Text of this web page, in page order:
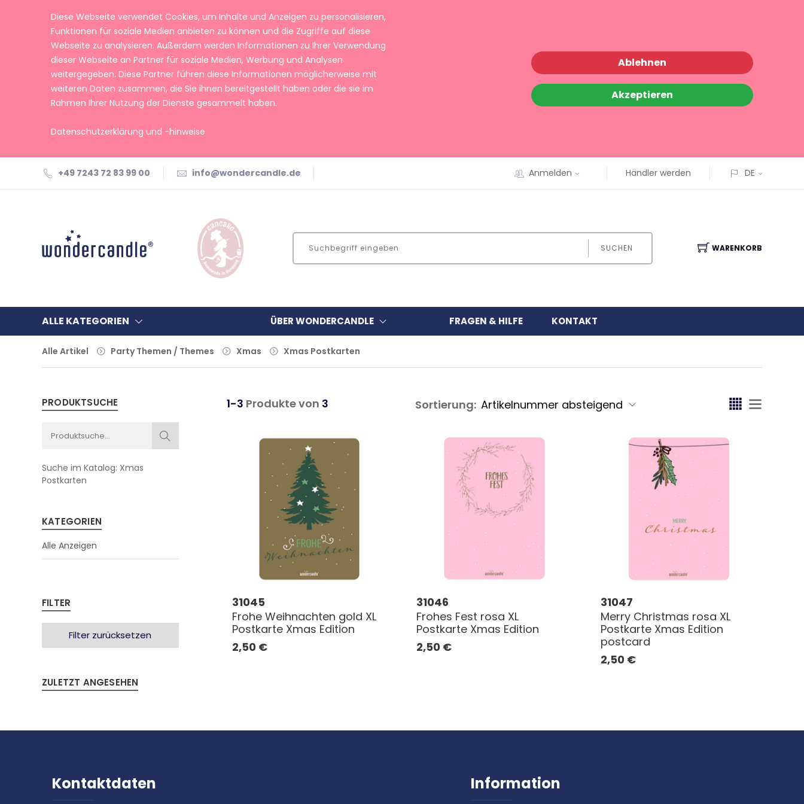
Diese Webseite verwendet Cookies, um Inhalte und Anzeigen zu personalisieren,
Funktionen für soziale Medien anbieten zu können und die Zugriffe auf diese
Webseite zu analysieren. Außerdem werden Informationen zu Ihrer Verwendung
dieser Webseite an Partner für soziale Medien, Werbung und Analysen
weitergegeben. Diese Partner führen diese Informationen möglicherweise mit
weiteren Daten zusammen, die Sie ihnen bereitgestellt haben oder die sie im
Rahmen Ihrer Nutzung der Dienste gesammelt haben.
Datenschutzerklärung und -hinweise
Ablehnen
Akzeptieren
+49 7243 72 83 99 00 info@wondercandle.de Anmelden Händler werden DE
SUCHEN WARENKORB
ALLE KATEGORIEN ÜBER WONDERCANDLE FRAGEN & HILFE KONTAKT
Alle Artikel Party Themen / Themes Xmas Xmas Postkarten
PRODUKTSUCHE
Suche im Katalog: Xmas
Postkarten
KATEGORIEN
Alle Anzeigen
FILTER
Filter zurücksetzen
ZULETZT ANGESEHEN
1-3 Produkte von 3 Sortierung:
31045
Frohe Weihnachten gold XL
Postkarte Xmas Edition
2,50 €
31046
Frohes Fest rosa XL
Postkarte Xmas Edition
2,50 €
31047
Merry Christmas rosa XL
Postkarte Xmas Edition
postcard
2,50 €
Kontaktdaten Information